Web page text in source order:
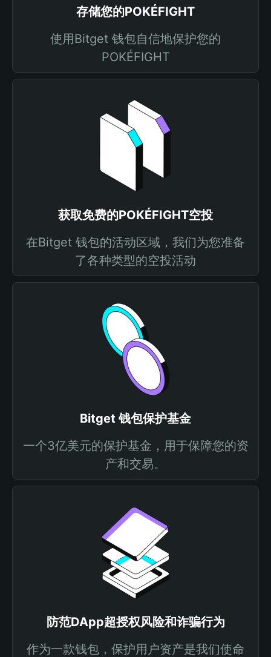
存储您的POKÉFIGHT
使用Bitget 钱包自信地保护您的
POKÉFIGHT
获取免费的POKÉFIGHT空投
在Bitget 钱包的活动区域，我们为您准备
了各种类型的空投活动
Bitget 钱包保护基金
一个3亿美元的保护基金，用于保障您的资
产和交易。
防范DApp超授权风险和诈骗行为
作为一款钱包，保护用户资产是我们使命